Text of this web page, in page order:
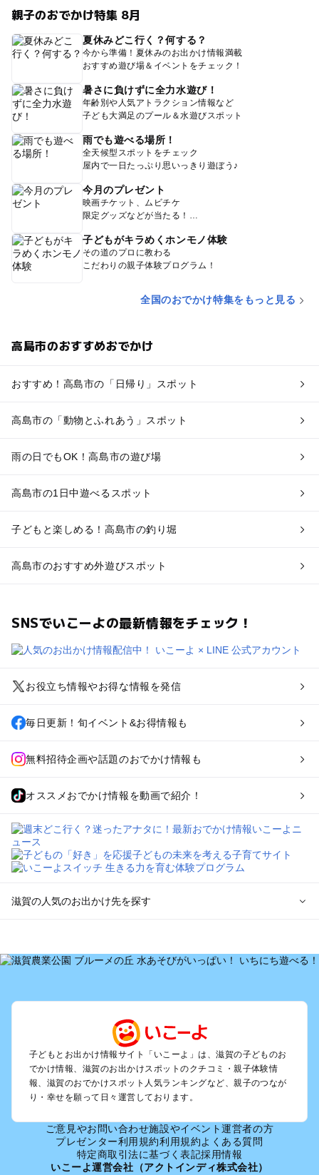
親子のおでかけ特集 8月
夏休みどこ行く？何する？
今から準備！夏休みのお出かけ情報満載
おすすめ遊び場＆イベントをチェック！
暑さに負けずに全力水遊び！
年齢別や人気アトラクション情報など
子ども大満足のプール＆水遊びスポット
雨でも遊べる場所！
全天候型スポットをチェック
屋内で一日たっぷり思いっきり遊ぼう♪
今月のプレゼント
映画チケット、ムビチケ
限定グッズなどが当たる！
子どもがキラめくホンモノ体験
その道のプロに教わる
こだわりの親子体験プログラム！
全国のおでかけ特集をもっと見る
高島市のおすすめおでかけ
おすすめ！高島市の「日帰り」スポット
高島市の「動物とふれあう」スポット
雨の日でもOK！高島市の遊び場
高島市の1日中遊べるスポット
子どもと楽しめる！高島市の釣り堀
高島市のおすすめ外遊びスポット
SNSでいこーよの最新情報をチェック！
お役立ち情報やお得な情報を発信
毎日更新！旬イベント&お得情報も
無料招待企画や話題のおでかけ情報も
オススメおでかけ情報を動画で紹介！
滋賀の人気のお出かけ先を探す
を探す
草津・守山・近江八幡・栗東のプールお出かけ
大津周辺のプールお出かけ
信楽・甲賀のプールお出かけ
湖西（琵琶湖）のプールお出かけ
雄琴・堅田のプールお出かけ
滋賀の定番お出かけスポット
滋賀の遊園地
滋賀の動物園
滋賀のバーベキュー
滋賀の牧場
子どもとお出かけ情報サイト「いこーよ」は、滋賀の子どものお
でかけ情報、滋賀のお出かけスポットのクチコミ・親子体験情
報、滋賀のおでかけスポット人気ランキングなど、親子のつなが
り・幸せを願って日々運営しております。
ご意見やお問い合わせ施設やイベント運営者の方
プレゼンター利用規約利用規約よくある質問
特定商取引法に基づく表記採用情報
いこーよ運営会社（アクトインディ株式会社）